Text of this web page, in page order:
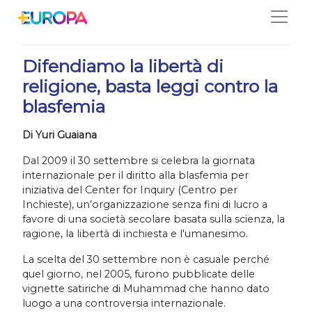
30/09/2021
Difendiamo la libertà di
religione, basta leggi contro la
blasfemia
Di Yuri Guaiana
Dal 2009 il 30 settembre si celebra la giornata
internazionale per il diritto alla blasfemia per
iniziativa del Center for Inquiry (Centro per
Inchieste), un’organizzazione senza fini di lucro a
favore di una società secolare basata sulla scienza, la
ragione, la libertà di inchiesta e l'umanesimo.
La scelta del 30 settembre non è casuale perché
quel giorno, nel 2005, furono pubblicate delle
vignette satiriche di Muhammad che hanno dato
luogo a una controversia internazionale.